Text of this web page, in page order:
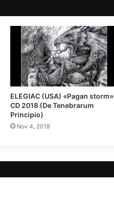
ELEGIAC (USA) «Pagan storm»
CD 2018 (De Tenebrarum
Principio)
Nov 4, 2018